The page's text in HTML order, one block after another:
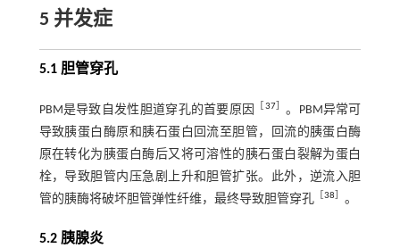
5 并发症
5.1 胆管穿孔
PBM是导致自发性胆道穿孔的首要原因 ［37］ 。PBM异常可
导致胰蛋白酶原和胰石蛋白回流至胆管，回流的胰蛋白酶
原在转化为胰蛋白酶后又将可溶性的胰石蛋白裂解为蛋白
栓，导致胆管内压急剧上升和胆管扩张。此外，逆流入胆
管的胰酶将破坏胆管弹性纤维，最终导致胆管穿孔 ［38］ 。
5.2 胰腺炎